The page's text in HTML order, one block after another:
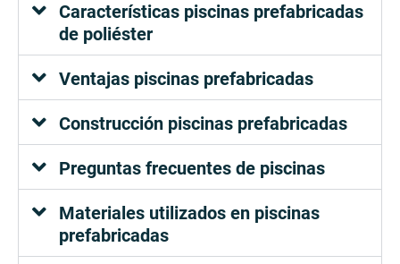
Características piscinas prefabricadas
de poliéster
Ventajas piscinas prefabricadas
Construcción piscinas prefabricadas
Preguntas frecuentes de piscinas
Materiales utilizados en piscinas
prefabricadas